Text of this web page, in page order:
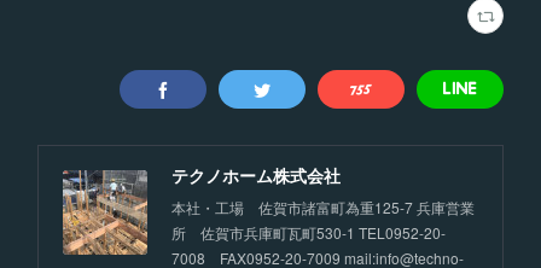
テクノホーム株式会社
本社・工場 佐賀市諸富町為重125-7 兵庫営業
所 佐賀市兵庫町瓦町530-1 TEL0952-20-
7008 FAX0952-20-7009 mail:info@techno-